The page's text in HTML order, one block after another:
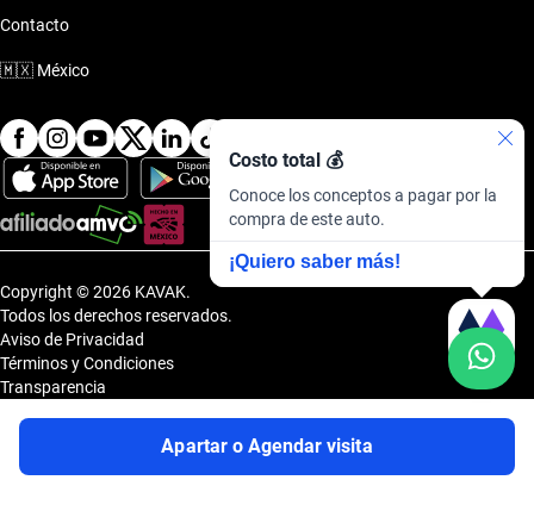
Apartar o Agendar visita
Costo total 💰
Conoce los conceptos a pagar por la
compra de este auto.
¡Quiero saber más!
Contacto
🇲🇽 México
Copyright © 2026 KAVAK.
Todos los derechos reservados.
Aviso de Privacidad
Términos y Condiciones
Transparencia
Uvi Tech, S.A.P.I. de C.V., Carretera Amomolulco - Capulhuac, No. 1 Col.